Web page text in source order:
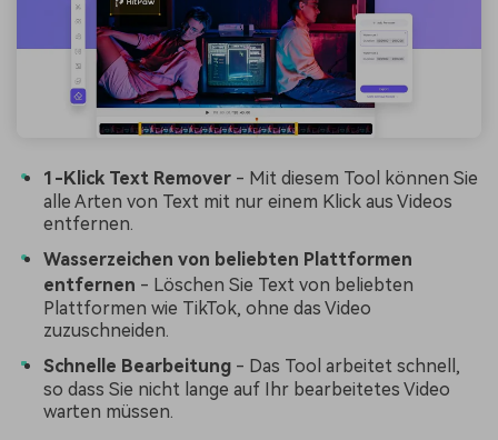
1-Klick Text Remover - Mit diesem Tool können Sie
alle Arten von Text mit nur einem Klick aus Videos
entfernen.
Wasserzeichen von beliebten Plattformen
entfernen - Löschen Sie Text von beliebten
Plattformen wie TikTok, ohne das Video
zuzuschneiden.
Schnelle Bearbeitung - Das Tool arbeitet schnell,
so dass Sie nicht lange auf Ihr bearbeitetes Video
warten müssen.